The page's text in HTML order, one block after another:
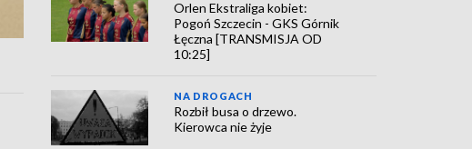
Orlen Ekstraliga kobiet:
Pogoń Szczecin - GKS Górnik
Łęczna [TRANSMISJA OD
10:25]
NA DROGACH
Rozbił busa o drzewo.
Kierowca nie żyje